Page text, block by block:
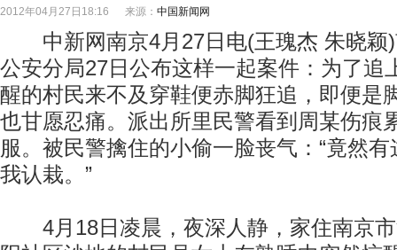
2012年04月27日18:16 来源： 中国新闻网
中新网南京4月27日电(王瑰杰 朱晓颖)
公安分局27日公布这样一起案件：为了追
醒的村民来不及穿鞋便赤脚狂追，即便是
也甘愿忍痛。派出所里民警看到周某伤痕
服。被民警擒住的小偷一脸丧气：“竟然
我认栽。”
4月18日凌晨，夜深人静，家住南京市